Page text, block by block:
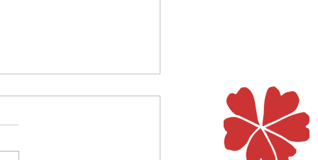
letztes Wort
150 Psalmen der Bibel wird